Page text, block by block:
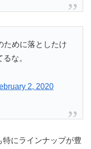
ために落としたけ
な。
2, 2020
にラインナップが豊